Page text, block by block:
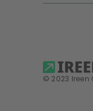
© 2023 Ireen